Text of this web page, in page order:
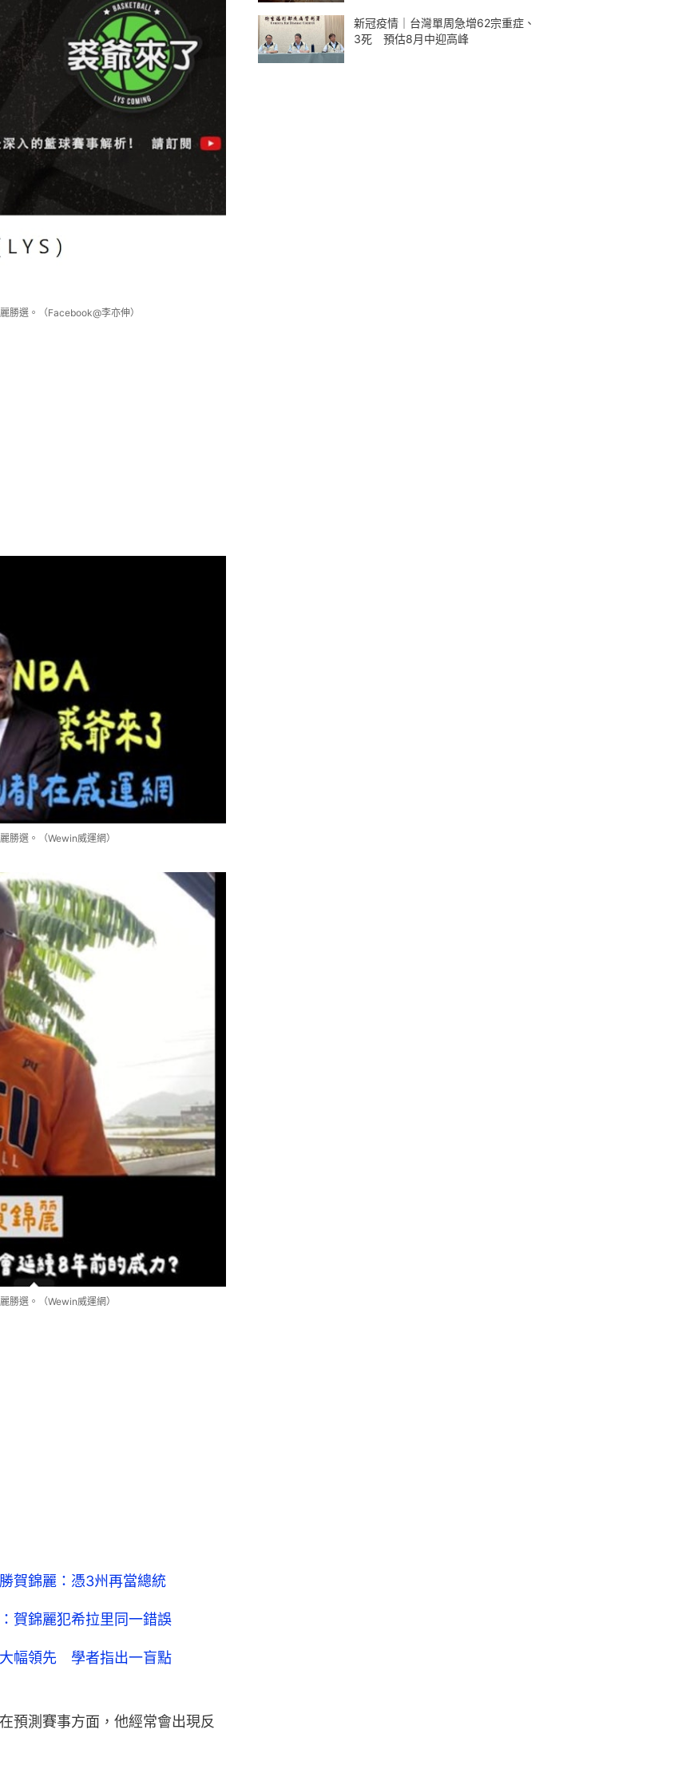
勝選。（Facebook@李亦伸）
勝選。（Wewin威運網）
勝選。（Wewin威運網）
賀錦麗：憑3州再當總統
賀錦麗犯希拉里同一錯誤
幅領先 學者指出一盲點
預測賽事方面，他經常會出現反
新冠疫情｜台灣單周急增62宗重症、
3死 預估8月中迎高峰